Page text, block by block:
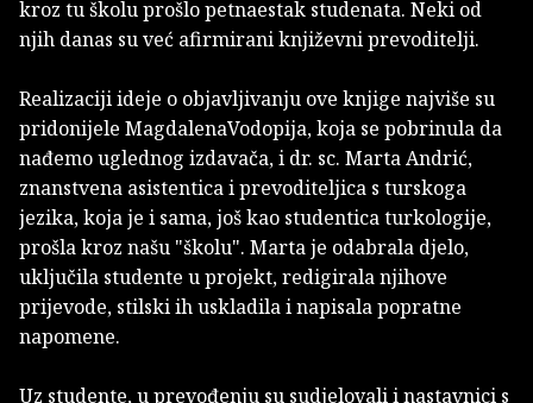
kroz tu školu prošlo petnaestak studenata. Neki od
njih danas su već afirmirani književni prevoditelji.
Realizaciji ideje o objavljivanju ove knjige najviše su
pridonijele MagdalenaVodopija, koja se pobrinula da
nađemo uglednog izdavača, i dr. sc. Marta Andrić,
znanstvena asistentica i prevoditeljica s turskoga
jezika, koja je i sama, još kao studentica turkologije,
prošla kroz našu "školu". Marta je odabrala djelo,
uključila studente u projekt, redigirala njihove
prijevode, stilski ih uskladila i napisala popratne
napomene.
Uz studente, u prevođenju su sudjelovali i nastavnici s